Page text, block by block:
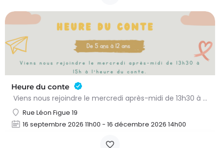
Heure du conte
Viens nous rejoindre le mercredi après-midi de 13h30 à 15h à l’heure du conte. On y lit des histoires…
Rue Léon Figue 19
16 septembre 2026 11h00 - 16 décembre 2026 14h00